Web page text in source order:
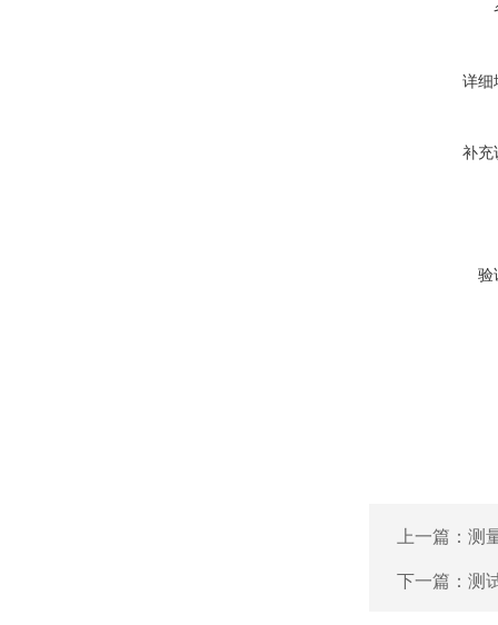
详细
补充
验
上一篇： 测
下一篇： 测